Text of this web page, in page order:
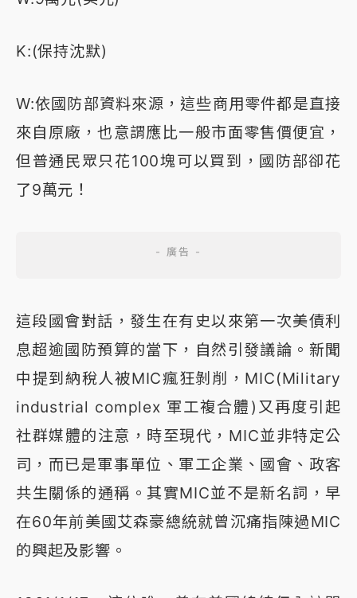
K:(保持沈默)
W:依國防部資料來源，這些商用零件都是直接
來自原廠，也意謂應比一般市面零售價便宜，
但普通民眾只花100塊可以買到，國防部卻花
了9萬元！
這段國會對話，發生在有史以來第一次美債利
息超逾國防預算的當下，自然引發議論。新聞
中提到納稅人被MIC瘋狂剝削，MIC(Military
industrial complex 軍工複合體)又再度引起
社群媒體的注意，時至現代，MIC並非特定公
司，而已是軍事單位、軍工企業、國會、政客
共生關係的通稱。其實MIC並不是新名詞，早
在60年前美國艾森豪總統就曾沉痛指陳過MIC
的興起及影響。